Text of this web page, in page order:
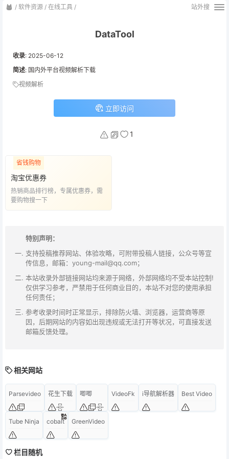
/ 软件资源 / 在线工具 / 站外搜
DataTool
收录: 2025-06-12
简述: 国内外平台视频解析下载
视频解析
立即访问
1
省钱购物
淘宝优惠券
热销商品排行榜，专属优惠券，需
要购物搜一下
特别声明：
支持投稿推荐网站、体验攻略，可附带投稿人链接，公众号等宣
传信息，邮箱：young-mail@qq.com；
本站收录外部链接网站均来源于网络，外部网络均不受本站控制!
仅供学习参考，严禁用于任何商业目的，本站不对您的使用承担
任何责任；
参考收录时间时正常显示，排除防火墙、浏览器，运营商等原
因，后期网站的内容如出现违规或无法打开等状况，可直接发送
邮箱反馈处理。
相关网站
Parsevideo 花生下载 唧唧 VideoFk i导航解析器 Best Video
Tube Ninja cobalt GreenVideo
栏目随机